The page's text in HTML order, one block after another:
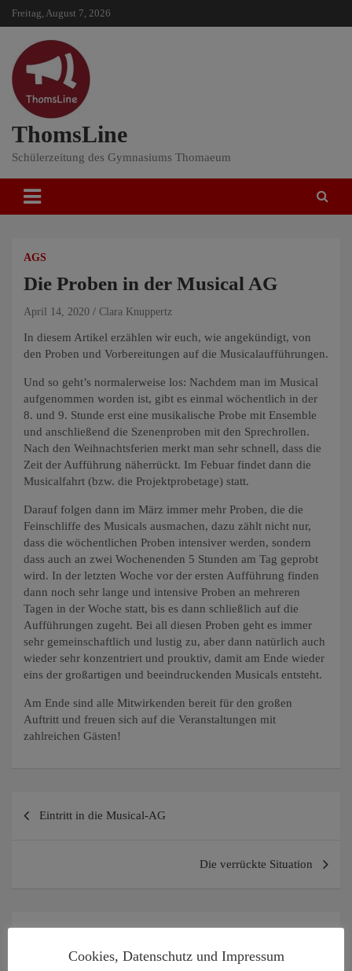
SkipFreitag, August 7, 2026
ThomsLine
Schülerzeitung des Gymnasiums Thomaeum
AGS
Die Proben in der Musical AG
April 14, 2020 Clara Knuppertz
In diesem Artikel erzählen wir euch, wie angekündigt, von
den Proben und Vorbereitungen auf die Musicalaufführungen.
Und so geht’s normalerweise los: Nachdem man im Musical
aufgenommen worden ist, gibt es einmal wöchentlich in der
8. und 9. Stunde erst eine musikalische Probe mit Ensemble
und anschließend die Szenenproben mit den Sprechrollen.
Nach den Weihnachtsferien merkt man sehr schnell, dass die
Zeit der Aufführung näherrückt. Im Febuar findet dann die
Musicalfahrt (bzw. die Projektprobetage) statt.
Darauf folgen dann im März immer mehr Proben, die die
Feinschliffe des Musicals ausmachen, dazu zählt nicht nur,
dass die wöchentlichen Proben intensiver werden, sondern
dass auch an zwei Wochenenden 5 Stunden am Tag geprobt
wird. In der letzten Woche vor der ersten Aufführung finden
dann noch sehr lange und intensive Proben an mehreren
Tagen in der Woche statt, bis es dann schließlich auf die
Aufführungen zugeht. Bei all diesen Proben geht es immer
sehr gemeinschaftlich und lustig zu, aber dann natürlich auch
wieder sehr konzentriert und prouktiv, damit am Ende wieder
eins der großartigen und beeindruckenden Musicals entsteht.
Am Ende sind alle Mitwirkenden bereit für den großen
Auftritt und freuen sich auf die Veranstaltungen mit
zahlreichen Gästen!
Eintritt in die Musical-AG
Die verrückte Situation
Deine E-Mail-Adresse wird nicht veröffentlicht. Erforderliche
Cookies, Datenschutz und Impressum